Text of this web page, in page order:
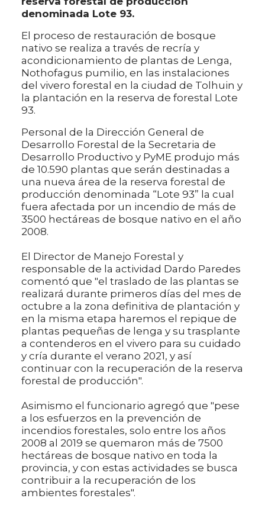
denominada Lote 93.
El proceso de restauración de bosque
nativo se realiza a través de recría y
acondicionamiento de plantas de Lenga,
Nothofagus pumilio, en las instalaciones
del vivero forestal en la ciudad de Tolhuin y
la plantación en la reserva de forestal Lote
93.
Personal de la Dirección General de
Desarrollo Forestal de la Secretaria de
Desarrollo Productivo y PyME produjo más
de 10.590 plantas que serán destinadas a
una nueva área de la reserva forestal de
producción denominada “Lote 93” la cual
fuera afectada por un incendio de más de
3500 hectáreas de bosque nativo en el año
2008.
El Director de Manejo Forestal y
responsable de la actividad Dardo Paredes
comentó que "el traslado de las plantas se
realizará durante primeros días del mes de
octubre a la zona definitiva de plantación y
en la misma etapa haremos el repique de
plantas pequeñas de lenga y su trasplante
a contenderos en el vivero para su cuidado
y cría durante el verano 2021, y así
continuar con la recuperación de la reserva
forestal de producción".
Asimismo el funcionario agregó que "pese
a los esfuerzos en la prevención de
incendios forestales, solo entre los años
2008 al 2019 se quemaron más de 7500
hectáreas de bosque nativo en toda la
provincia, y con estas actividades se busca
contribuir a la recuperación de los
ambientes forestales".